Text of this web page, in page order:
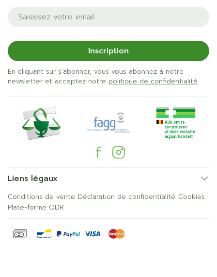
Adresse mail
Inscription
En cliquant sur s'abonner, vous vous abonnez à notre
newsletter et acceptez notre politique de confidentialité.
Liens légaux
Conditions de vente Déclaration de confidentialité Cookies
Plate-forme ODR